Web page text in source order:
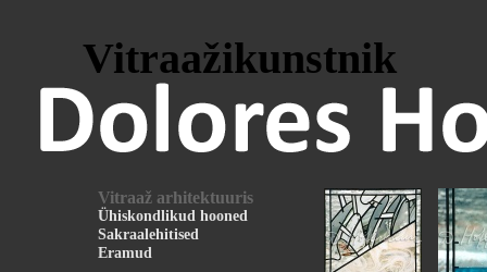
Vitraažikunstnik
Vitraaž arhitektuuris
Ühiskondlikud hooned
Sakraalehitised
Eramud